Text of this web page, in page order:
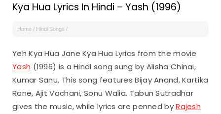
Songs
Lyrics
Kya Hua Lyrics In Hindi – Yash (1996)
Home / Hindi Songs /
Yeh Kya Hua Jane Kya Hua Lyrics from the movie
Yash (1996) is a Hindi song sung by Alisha Chinai,
Kumar Sanu. This song features Bijay Anand, Kartika
Rane, Ajit Vachani, Sonu Walia. Tabun Sutradhar
gives the music, while lyrics are penned byRajesh